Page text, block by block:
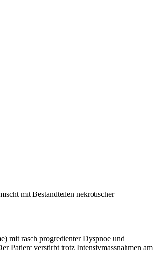
mit Bestandteilen nekrotischer
mit rasch progredienter Dyspnoe und
Patient verstirbt trotz Intensivmassnahmen am